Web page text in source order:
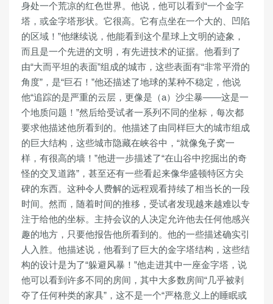
身处一个荒凉的红色世界。他说，他可以看到“一个金字
塔，或金字塔形状。它很高。它有点坐在一个大的、凹陷
的区域！”他继续说，他能看到这个星球上文明的迹象，
而且是一个先进的文明，有先进技术的证据。他看到了
由“大而平坦的表面”组成的城市，这些表面有“非常平滑的
角度”，是“巨石！”他还描述了地球的某种不稳定，他说
他“追踪的是严重的云层，更像是（a）沙尘暴——这是一
个地质问题！”然后给受试者一系列不同的坐标，每次都
要求他描述他所看到的。他描述了由同样巨大的城市组成
的巨大结构，这些城市隐藏在峡谷中，“就像兔子窝一
样，有很高的墙！”他进一步描述了“在山谷中挖掘出的奇
怪的交叉道路”，甚至还有一些看起来像华盛顿特区方尖
碑的东西。这种令人费解的远程观看持续了相当长的一段
时间。然而，随着时间的推移，受试者发现越来越难以专
注于给他的坐标。主持会议的人决定允许他去任何他感兴
趣的地方，只要他报告他所看到的。他的一些描述确实引
人入胜。他描述说，他看到了巨大的金字塔结构，这些结
构的设计是为了“躲避风暴！”他走进其中一座金字塔，说
他可以看到许多不同的房间，其中大多数房间“几乎被剥
夺了任何种类的家具”，这不是一个“严格意义上的睡眠或